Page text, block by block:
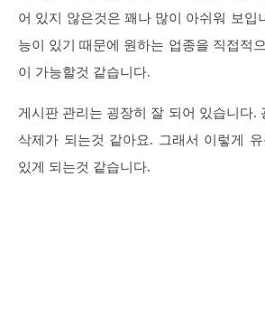
어 있지 않은것은 꽤나 많이 아쉬워 보입
능이 있기 때문에 원하는 업종을 직접적
이 가능할것 같습니다.
게시판 관리는 굉장히 잘 되어 있습니다.
삭제가 되는것 같아요. 그래서 이렇게
있게 되는것 같습니다.